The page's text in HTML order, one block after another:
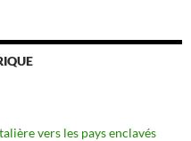
vers les pays enclavés